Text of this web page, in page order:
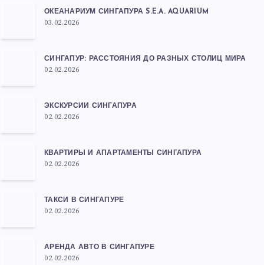
ОКЕАНАРИУМ СИНГАПУРА S.E.A. AQUARIUM
03.02.2026
СИНГАПУР: РАССТОЯНИЯ ДО РАЗНЫХ СТОЛИЦ МИРА
02.02.2026
ЭКСКУРСИИ СИНГАПУРА
02.02.2026
КВАРТИРЫ И АПАРТАМЕНТЫ СИНГАПУРА
02.02.2026
ТАКСИ В СИНГАПУРЕ
02.02.2026
АРЕНДА АВТО В СИНГАПУРЕ
02.02.2026